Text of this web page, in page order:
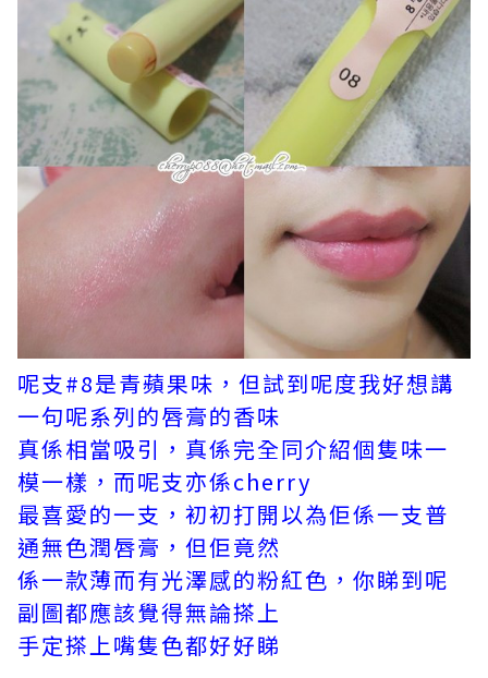
呢支#8是青蘋果味，但試到呢度我好想講
一句呢系列的唇膏的香味
真係相當吸引，真係完全同介紹個隻味一
模一樣，而呢支亦係cherry
最喜愛的一支，初初打開以為佢係一支普
通無色潤唇膏，但佢竟然
係一款薄而有光澤感的粉紅色，你睇到呢
副圖都應該覺得無論搽上
手定搽上嘴隻色都好好睇